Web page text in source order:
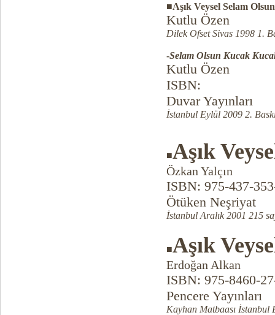
■Aşık Veysel Selam
Kutlu Özen
Dilek Ofset Sivas 1998 1.
-Selam Olsun Kucak
Kutlu Özen
ISBN:
Duvar Yayınları
İstanbul Eylül 2009 2.
■Aşık
Özkan Yalçın
ISBN: 975-437-
Ötüken Neşriyat
İstanbul Aralık 2001 215
■Aşık
Erdoğan Alkan
ISBN: 975-8460-
Pencere Yayınları
Kayhan Matbaası İstanbul